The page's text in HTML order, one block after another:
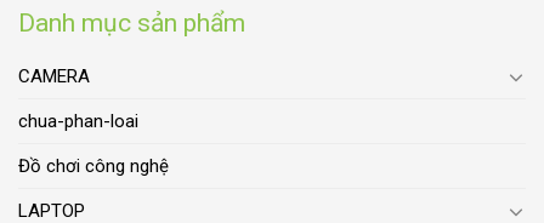
Danh mục sản phẩm
CAMERA
chua-phan-loai
Đồ chơi công nghệ
LAPTOP